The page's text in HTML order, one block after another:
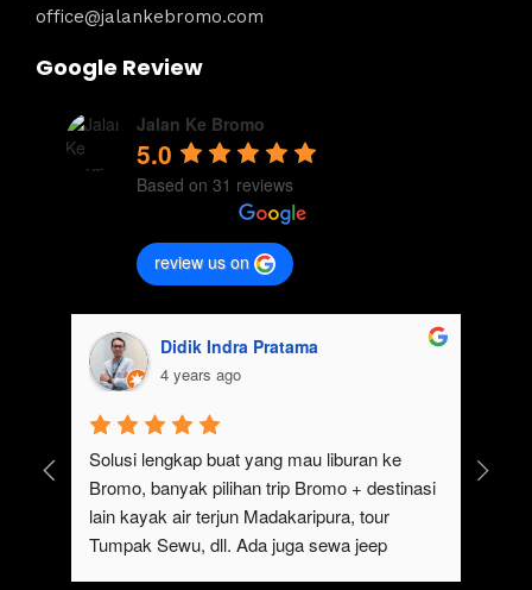
office@jalankebromo.com
Google Review
Jalan Ke Bromo
5.0
Based on 31 reviews
review us on
Didik Indra Pratama
4 years ago
Solusi lengkap buat yang mau liburan ke
Bromo, banyak pilihan trip Bromo + destinasi
lain kayak air terjun Madakaripura, tour
Tumpak Sewu, dll. Ada juga sewa jeep